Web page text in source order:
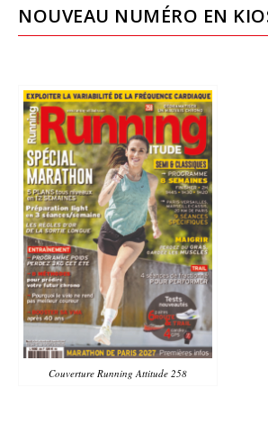
NOUVEAU NUMÉRO EN
Couverture Running Attitude 258